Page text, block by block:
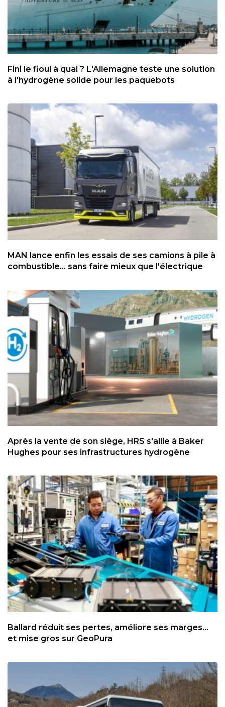
Fini le fioul à quai ? L'Allemagne teste une solution
à l'hydrogène solide pour les paquebots
MAN lance enfin les essais de ses camions à pile à
combustible... sans faire mieux que l'électrique
Après la vente de son siège, HRS s'allie à Baker
Hughes pour ses infrastructures hydrogène
Ballard réduit ses pertes, améliore ses marges...
et mise gros sur GeoPura